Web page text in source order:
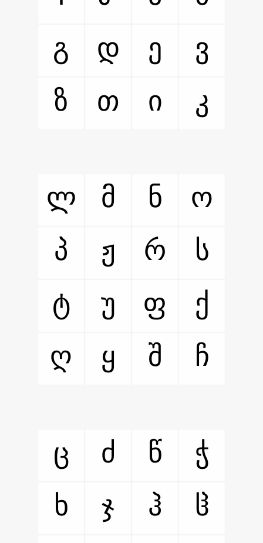
გ
დ ე
ვ
ზ
თ ი კ
ლ მ ნ
ო
პ
ჟ რ
ს
ტ
უ ფ
ქ
ღ
ყ შ ჩ
ც ძ წ
ჭ
ხ
ჯ ჰ
ჱ